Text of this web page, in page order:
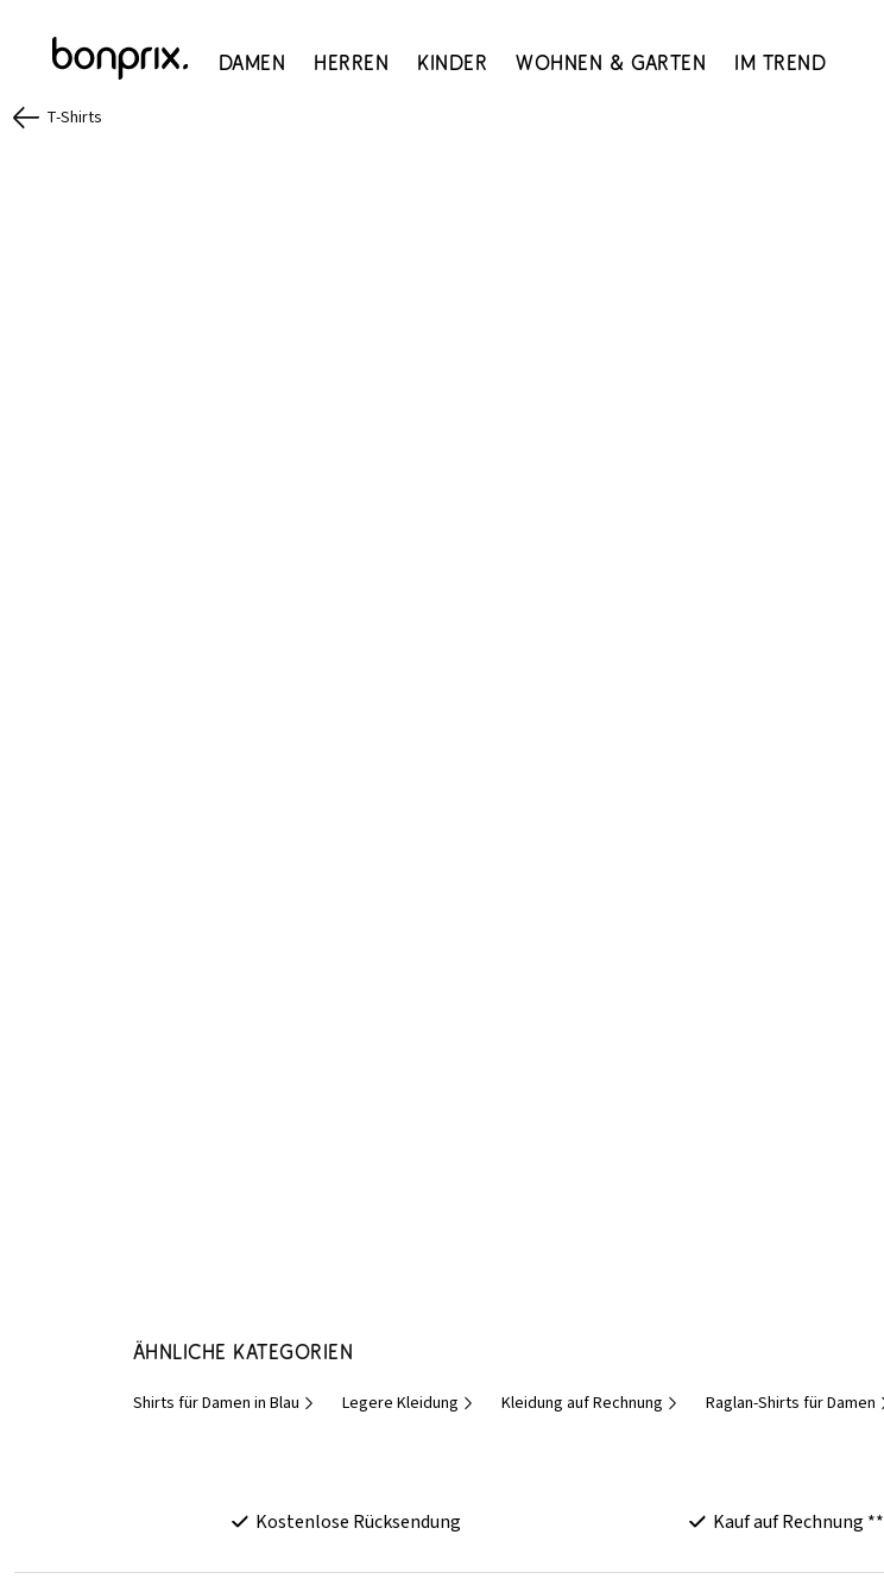
Damen Herren Kinder Wohnen & Garten Im Trend
T-Shirts
Ähnliche Kategorien
Shirts für Damen in Blau Legere Kleidung Kleidung auf Rechnung Raglan-Shirts für Damen
Kostenlose Rücksendung Kauf auf Rechnung **